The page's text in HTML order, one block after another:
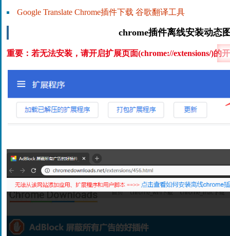
Google Translate Chrome插件下载 谷歌翻译工具
chrome插件离线安装动态
重要：若无法安装，请开启扩展页面(chrome://extensions/)的